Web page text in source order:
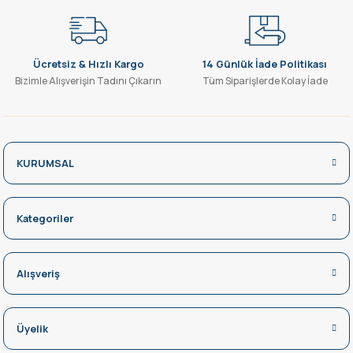
Ücretsiz & Hızlı Kargo
Bizimle Alışverişin Tadını Çıkarın
14 Günlük İade Politikası
Tüm Siparişlerde Kolay İade
KURUMSAL
Kategoriler
Alışveriş
Üyelik